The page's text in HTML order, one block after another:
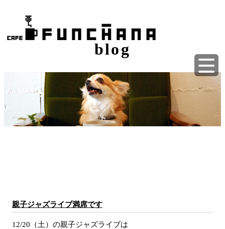
blog
親子ジャズライブ満席です
12/20（土）の親子ジャズライブは